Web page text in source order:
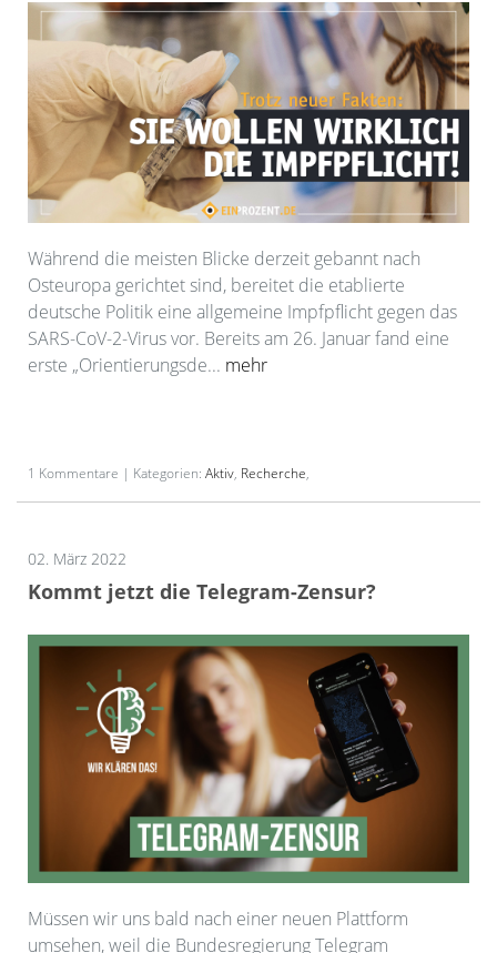
Während die meisten Blicke derzeit gebannt nach
Osteuropa gerichtet sind, bereitet die etablierte
deutsche Politik eine allgemeine Impfpflicht gegen das
SARS-CoV-2-Virus vor. Bereits am 26. Januar fand eine
erste „Orientierungsde... mehr
1 Kommentare | Kategorien: Aktiv, Recherche,
02. März 2022
Kommt jetzt die Telegram-Zensur?
Müssen wir uns bald nach einer neuen Plattform
umsehen, weil die Bundesregierung Telegram